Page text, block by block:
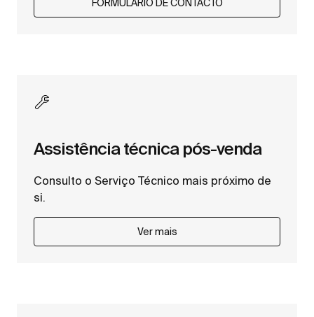
FORMULÁRIO DE CONTACTO
Assistência técnica pós-venda
Consulto o Serviço Técnico mais próximo de
si.
Ver mais